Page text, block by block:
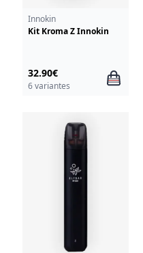
Innokin
Kit Kroma Z Innokin
32.90€
6 variantes